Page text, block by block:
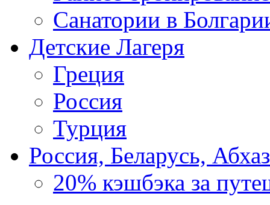
Санатории в
Детские Лагеря
Греция
Россия
Турция
Россия, Беларусь,
20% кэшбэка за